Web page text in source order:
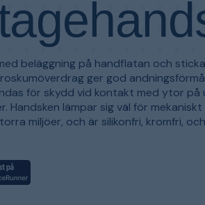
beläggning på handflatan och
ger god
för skydd vid kontakt med ytor på
Handsken lämpar sig väl för mekaniskt
miljöer, och är silikonfri, kromfri, och